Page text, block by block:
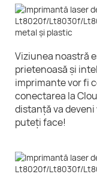
Viziunea noastră
prietenoasă și
imprimante vor fi
conectarea la
distanță va deveni
puteți face!